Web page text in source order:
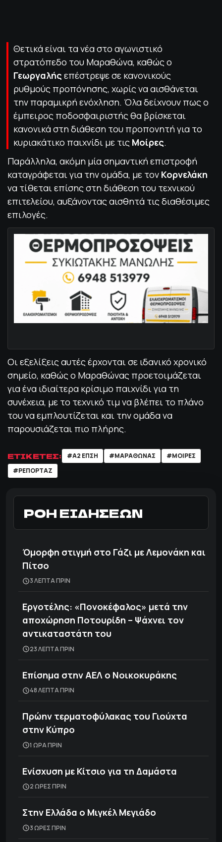
Θετικά είναι τα νέα στο αγωνιστικό
στρατόπεδο του Μαραθώνα, καθώς ο
Γεωργαλής επέστρεψε σε κανονικούς
ρυθμούς προπόνησης, χωρίς να αισθάνεται
την παραμικρή ενόχληση. Όλα δείχνουν πως ο
έμπειρος ποδοσφαιριστής θα βρίσκεται
κανονικά στη διάθεση του προπονητή για το
κυριακάτικο παιχνίδι με τις Μοίρες.
Παράλληλα, ακόμη μία σημαντική επιστροφή
καταγράφεται για την ομάδα, με τον Κορνελάκη
να τίθεται επίσης στη διάθεση του τεχνικού
επιτελείου, αυξάνοντας αισθητά τις διαθέσιμες
επιλογές.
Οι εξελίξεις αυτές έρχονται σε ιδανικό χρονικό
σημείο, καθώς ο Μαραθώνας προετοιμάζεται
για ένα ιδιαίτερα κρίσιμο παιχνίδι για τη
συνέχεια, με το τεχνικό τιμ να βλέπει το πλάνο
του να εμπλουτίζεται και την ομάδα να
παρουσιάζεται πιο πλήρης.
ΕΤΙΚΕΤΕΣ: #Α2 ΕΠΣΗ #ΜΑΡΑΘΏΝΑΣ
#ΜΟΙΡΕΣ
#ΡΕΠΟΡΤΑΖ
ΡΟΗ ΕΙΔΗΣΕΩΝ
Όμορφη στιγμή στο Γάζι με Λεμονάκη και
Πίτσο
3 ΛΕΠΤΑ ΠΡΙΝ
Εργοτέλης: «Πονοκέφαλος» μετά την
αποχώρηση Ποτουρίδη – Ψάχνει τον
αντικαταστάτη του
23 ΛΕΠΤΑ ΠΡΙΝ
Επίσημα στην ΑΕΛ ο Νοικοκυράκης
48 ΛΕΠΤΑ ΠΡΙΝ
Πρώην τερματοφύλακας του Γιούχτα
στην Κύπρο
1 ΩΡΑ ΠΡΙΝ
Ενίσχυση με Κίτσιο για τη Δαμάστα
2 ΩΡΕΣ ΠΡΙΝ
Στην Ελλάδα ο Μιγκέλ Μεγιάδο
3 ΩΡΕΣ ΠΡΙΝ